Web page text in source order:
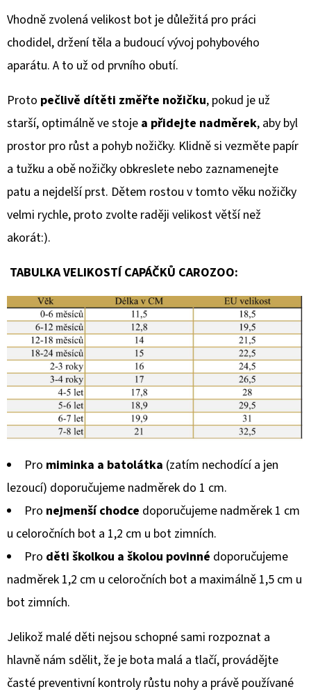
Vhodně zvolená velikost bot je důležitá pro práci
chodidel, držení těla a budoucí vývoj pohybového
aparátu. A to už od prvního obutí.
Proto pečlivě dítěti změřte nožičku, pokud je už
starší, optimálně ve stoje a přidejte nadměrek, aby byl
prostor pro růst a pohyb nožičky. Klidně si vezměte papír
a tužku a obě nožičky obkreslete nebo zaznamenejte
patu a nejdelší prst. Dětem rostou v tomto věku nožičky
velmi rychle, proto zvolte raději velikost větší než
akorát:).
TABULKA VELIKOSTÍ CAPÁČKŮ CAROZOO:
Pro miminka a batolátka (zatím nechodící a jen
lezoucí) doporučujeme nadměrek do 1 cm.
Pro nejmenší chodce doporučujeme nadměrek 1 cm
u celoročních bot a 1,2 cm u bot zimních.
Pro děti školkou a školou povinné doporučujeme
nadměrek 1,2 cm u celoročních bot a maximálně 1,5 cm u
bot zimních.
Jelikož malé děti nejsou schopné sami rozpoznat a
hlavně nám sdělit, že je bota malá a tlačí, provádějte
časté preventivní kontroly růstu nohy a právě používané